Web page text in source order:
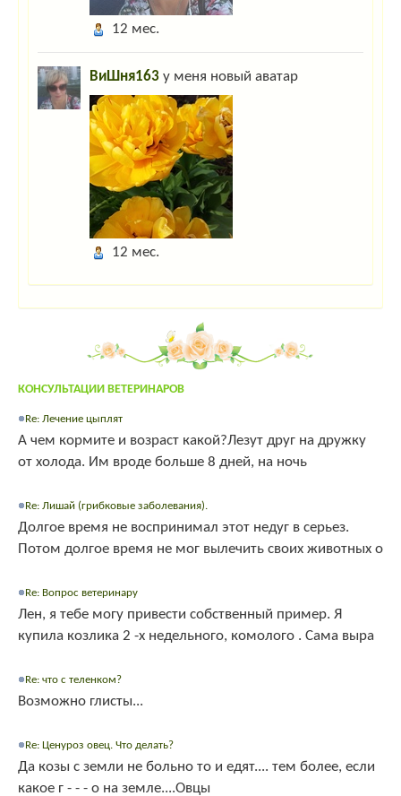
12 мес.
ВиШня163 у меня новый аватар
12 мес.
КОНСУЛЬТАЦИИ ВЕТЕРИНАРОВ
Re: Лечение цыплят
А чем кормите и возраст какой?Лезут друг на дружку
от холода. Им вроде больше 8 дней, на ночь
Re: Лишай (грибковые заболевания).
Долгое время не воспринимал этот недуг в серьез.
Потом долгое время не мог вылечить своих животных о
Re: Вопрос ветеринару
Лен, я тебе могу привести собственный пример. Я
купила козлика 2 -х недельного, комолого . Сама выра
Re: что с теленком?
Возможно глисты...
Re: Ценуроз овец. Что делать?
Да козы с земли не больно то и едят.... тем более, если
какое г - - - о на земле....Овцы